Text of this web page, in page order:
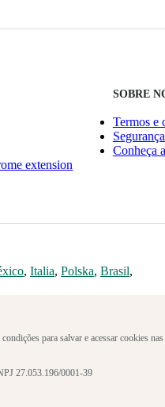
extension
SOBRE
Termos e
Conheça
, Italia, Polska, Brasil,
para salvar e acessar cookies
27.053.196/0001-39